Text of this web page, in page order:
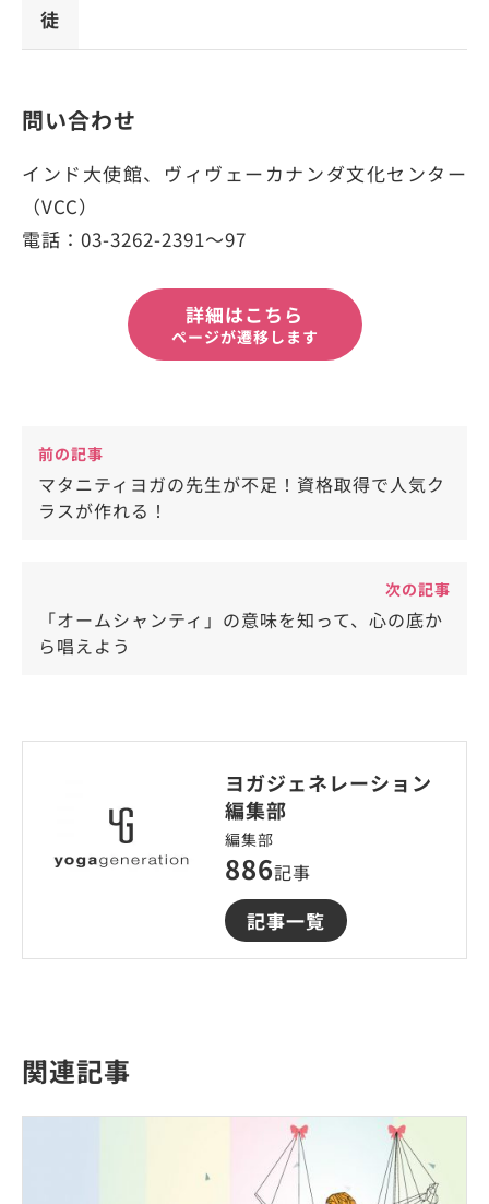
徒
問い合わせ
インド大使館、ヴィヴェーカナンダ文化センター
（VCC）
電話：03-3262-2391〜97
詳細はこちら
ページが遷移します
前の記事
マタニティヨガの先生が不足！資格取得で人気ク
ラスが作れる！
次の記事
「オームシャンティ」の意味を知って、心の底か
ら唱えよう
ヨガジェネレーション
編集部
編集部
886記事
記事一覧
関連記事